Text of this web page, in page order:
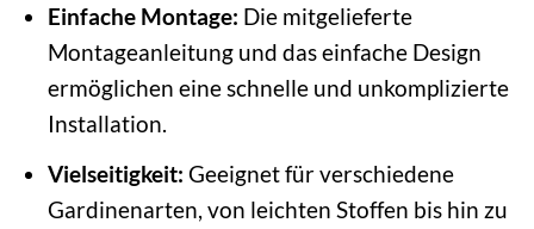
Einfache Montage: Die mitgelieferte
Montageanleitung und das einfache Design
ermöglichen eine schnelle und unkomplizierte
Installation.
Vielseitigkeit: Geeignet für verschiedene
Gardinenarten, von leichten Stoffen bis hin zu